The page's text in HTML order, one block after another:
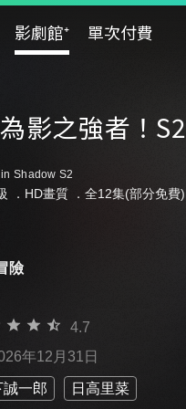
影劇館⁺ 單次付費
影之強者！S2
Shadow S2
．HD畫質 ．全12集(部分免費)
險
4.7
年12月31日
誠一郎 日高里菜